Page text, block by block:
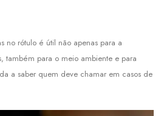
no rótulo é útil não apenas para a
também para o meio ambiente e para
a saber quem deve chamar em casos de